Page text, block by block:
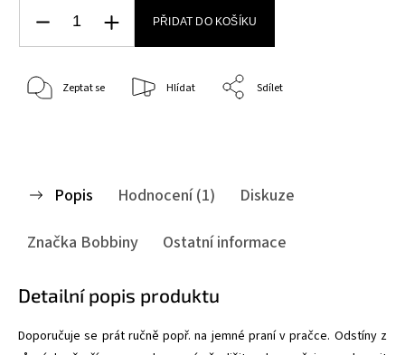
PŘIDAT DO KOŠÍKU
Zeptat se Hlídat Sdílet
Popis Hodnocení (1)
Diskuze
Značka Bobbiny Ostatní informace
Detailní popis produktu
Doporučuje se prát ručně popř. na jemné praní v pračce. Odstíny z